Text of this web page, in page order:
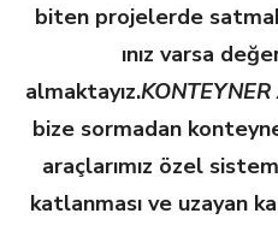
biten projelerde
ınız varsa
almaktayız.
bize sormadan
araçlarımız özel
katlanması ve uzayan